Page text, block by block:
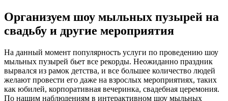
Организуем шоу мыльных пузырей на
свадьбу и другие мероприятия
На данный момент популярность услуги по проведению шоу
мыльных пузырей бьет все рекорды. Неожиданно праздник
вырвался из рамок детства, и все большее количество людей
желают провести его даже на взрослых мероприятиях, таких
как юбилей, корпоративная вечеринка, свадебная церемония.
По нашим наблюдениям в интерактивном шоу мыльных